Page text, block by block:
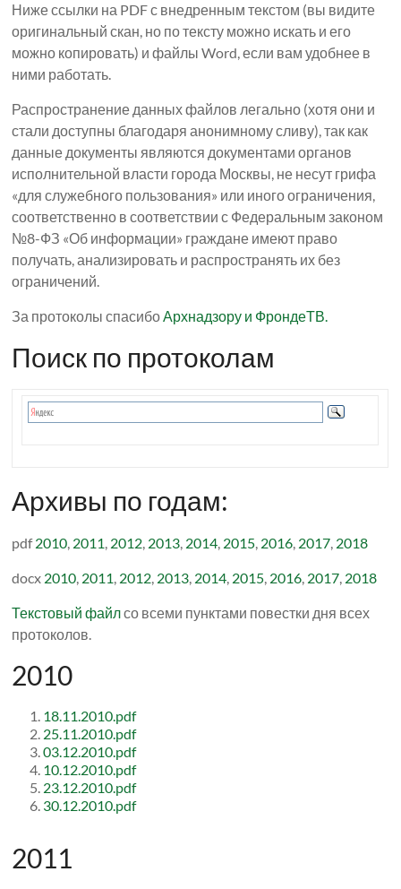
Ниже ссылки на PDF с внедренным текстом (вы видите
оригинальный скан, но по тексту можно искать и его
можно копировать) и файлы Word, если вам удобнее в
ними работать.
Распространение данных файлов легально (хотя они и
стали доступны благодаря анонимному сливу), так как
данные документы являются документами органов
исполнительной власти города Москвы, не несут грифа
«для служебного пользования» или иного ограничения,
соответственно в соответствии с Федеральным законом
№8-ФЗ «Об информации» граждане имеют право
получать, анализировать и распространять их без
ограничений.
За протоколы спасибоАрхнадзору и ФрондеТВ.
Поиск по протоколам
Архивы по годам:
pdf2010, 2011, 2012, 2013, 2014, 2015, 2016, 2017, 2018
docx 2010, 2011, 2012, 2013, 2014, 2015, 2016, 2017, 2018
Текстовый файлсо всеми пунктами повестки дня всех
протоколов.
2010
18.11.2010.pdf
25.11.2010.pdf
03.12.2010.pdf
10.12.2010.pdf
23.12.2010.pdf
30.12.2010.pdf
2011